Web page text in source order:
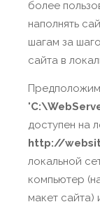
более
наполнять
шагам за
сайта в
"
доступен на
http://
локальной
компьютер
макет сайта)